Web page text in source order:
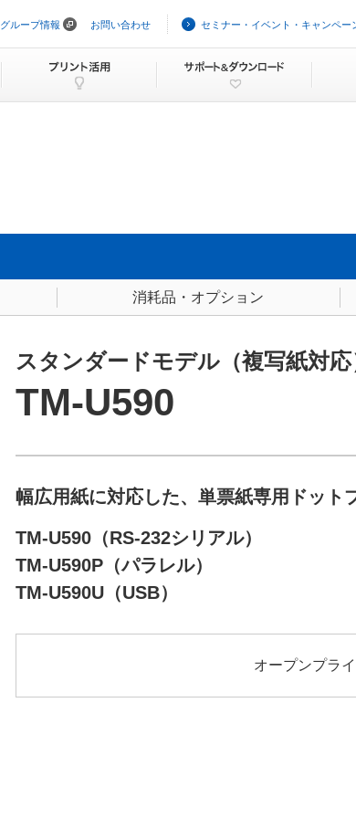
グループ情報 お問い合わせ セミナー・イベント・キャンペー
消耗品・オプション
スタンダードモデル（複写紙対応
TM-U590
幅広用紙に対応した、単票紙専用ドット
TM-U590（RS-232シリアル）
TM-U590P（パラレル）
TM-U590U（USB）
オープンプラ